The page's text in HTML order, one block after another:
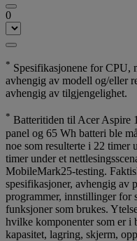
0
* Spesifikasjonene for CPU,
avhengig av modell og/eller
avhengig av tilgjengelighet.
* Batteritiden til Acer
panel og 65 Wh batteri ble
noe som resulterte i 22 timer
timer under et
MobileMark25-testing.
spesifikasjoner, avhengig av
programmer, innstillinger for
funksjoner som brukes.
hvilke komponenter som er i
kapasitet, lagring, skjerm,